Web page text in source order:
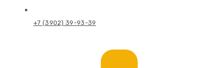
+7 (3902) 39-93-39